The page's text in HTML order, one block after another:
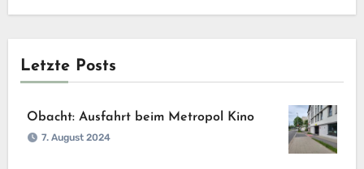
Letzte Posts
Obacht: Ausfahrt beim Metropol Kino
7. August 2024